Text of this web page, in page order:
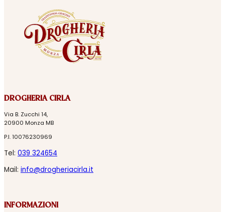
DROGHERIA CIRLA
Via B. Zucchi 14,
20900 Monza MB
P.I. 10076230969
Tel: 039 324654
Mail: info@drogheriacirla.it
INFORMAZIONI